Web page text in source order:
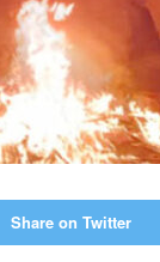
Share on Twitter